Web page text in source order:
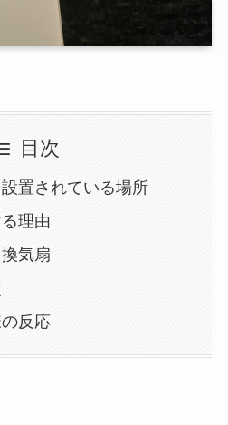
目次
置されている場所
理由
気扇
反応